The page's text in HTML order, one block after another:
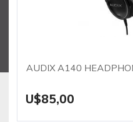
AUDIX A140
U$85,00